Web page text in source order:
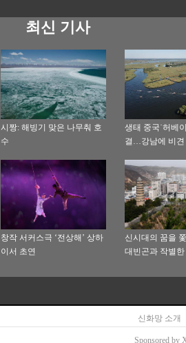
최신 기사
시짱: 해빙기 맞은 나무춰 호
수
생태 중국˙허베
결…강남에 비견
창작 서커스극 ‘전상해’ 상하
이서 초연
신시대의 꿈을
대빈곤과 작별